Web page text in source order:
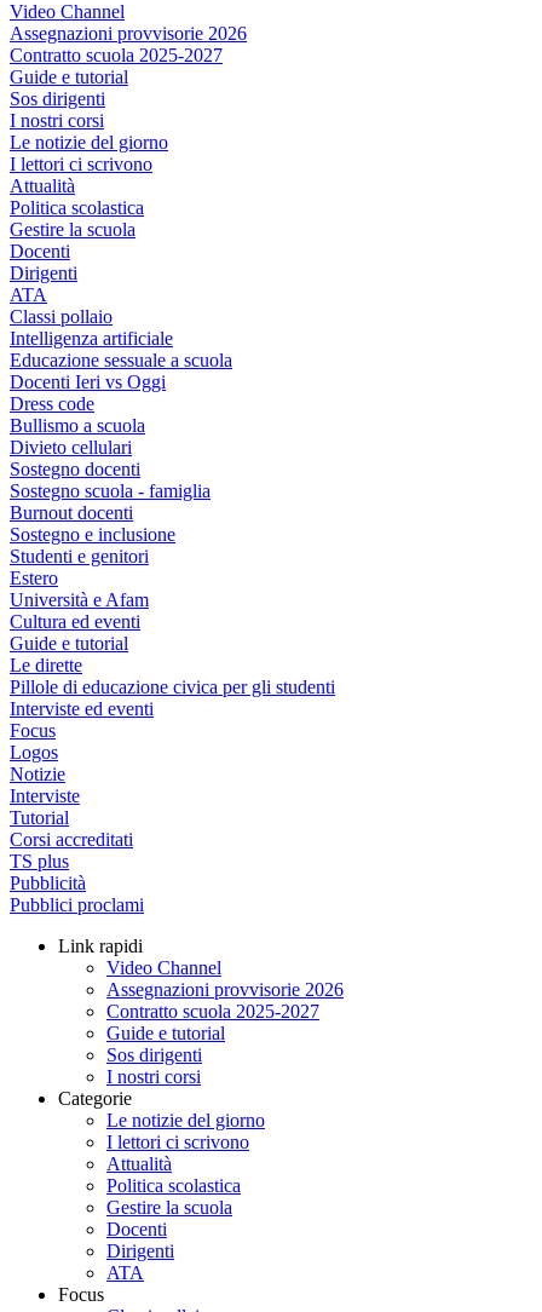
Video Channel
Assegnazioni provvisorie 2026
Contratto scuola 2025-2027
Guide e tutorial
Sos dirigenti
I nostri corsi
Le notizie del giorno
I lettori ci scrivono
Attualità
Politica scolastica
Gestire la scuola
Docenti
Dirigenti
ATA
Classi pollaio
Intelligenza artificiale
Educazione sessuale a scuola
Docenti Ieri vs Oggi
Dress code
Bullismo a scuola
Divieto cellulari
Sostegno docenti
Sostegno scuola - famiglia
Burnout docenti
Sostegno e inclusione
Studenti e genitori
Estero
Università e Afam
Cultura ed eventi
Guide e tutorial
Le dirette
Pillole di educazione civica per gli studenti
Interviste ed eventi
Focus
Logos
Notizie
Interviste
Tutorial
Corsi accreditati
TS plus
Pubblicità
Pubblici proclami
Link rapidi
Video Channel
Assegnazioni provvisorie 2026
Contratto scuola 2025-2027
Guide e tutorial
Sos dirigenti
I nostri corsi
Categorie
Le notizie del giorno
I lettori ci scrivono
Attualità
Politica scolastica
Gestire la scuola
Docenti
Dirigenti
ATA
Focus